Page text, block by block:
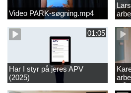
Video PARK-søgning.mp4
01:05
Har I styr på jeres APV
(2025)